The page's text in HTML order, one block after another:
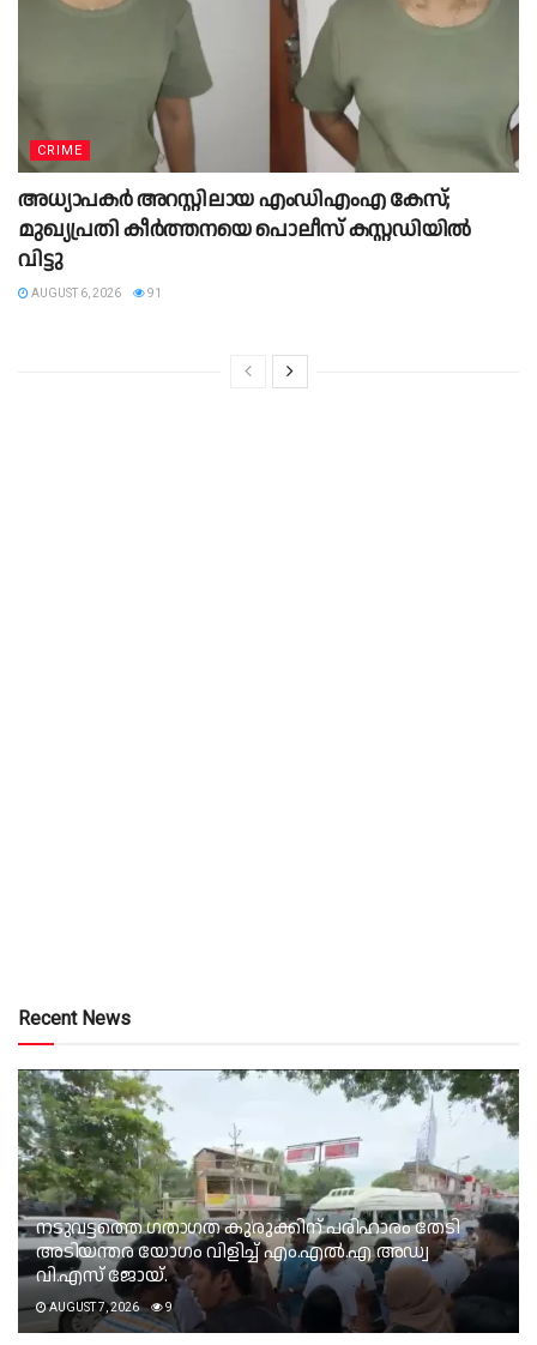
CRIME
അധ്യാപകർ അറസ്റ്റിലായ എംഡിഎംഎ കേസ്;
മുഖ്യപ്രതി കീർത്തനയെ പൊലീസ് കസ്റ്റഡിയിൽ
വിട്ടു
AUGUST 6, 2026 91
Recent News
നടുവട്ടത്തെ ഗതാഗത കുരുക്കിന് പരിഹാരം തേടി
അടിയന്തര യോഗം വിളിച്ച് എം.എൽ.എ അഡ്വ
വി.എസ് ജോയ്.
AUGUST 7, 2026 9